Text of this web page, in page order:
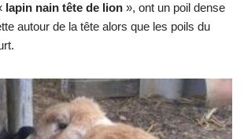
lapin nain tête de lion », ont un poil dense
autour de la tête alors que les poils du